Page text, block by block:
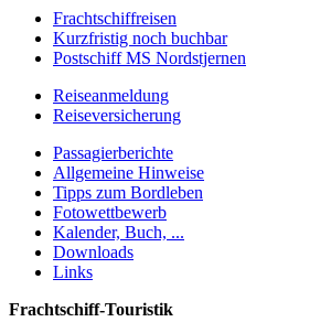
Frachtschiffreisen
Kurzfristig noch buchbar
Postschiff MS Nordstjernen
Reiseanmeldung
Reiseversicherung
Passagierberichte
Allgemeine Hinweise
Tipps zum Bordleben
Fotowettbewerb
Kalender, Buch, ...
Downloads
Links
Frachtschiff-Touristik